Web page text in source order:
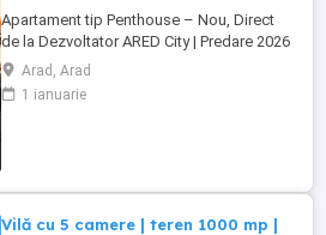
Apartament tip Penthouse – Nou, Direct
de la Dezvoltator ARED City | Predare 2026
Preț: 91,906 € +21% TVA | COMISION 0%
(varianta nefinisată, cu termen de plată
până la 30.11.2026) Fără agenție – direct
Arad, Arad
1 ianuarie
Vilă cu 5 camere | teren 1000 mp |